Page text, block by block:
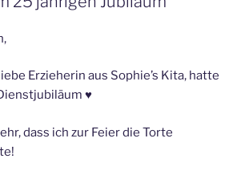
Erzieherin aus Sophie’s Kita, hatte
♥️
dass ich zur Feier die Torte